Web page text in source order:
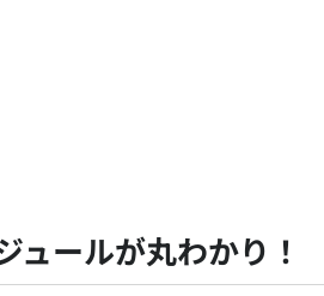
ュールが丸わかり！